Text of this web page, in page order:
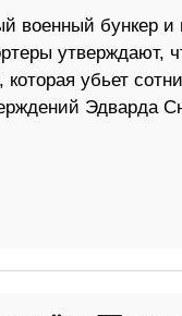
военный бункер и
утверждают,
убьет
Эдварда